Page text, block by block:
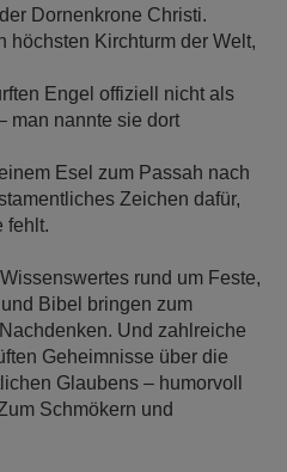
Dornenkrone Christi.
höchsten Kirchturm der Welt,
Engel offiziell nicht als
man nannte sie dort
Esel zum Passah nach
Zeichen dafür,
fehlt.
rund um Feste,
Bibel bringen zum
Und zahlreiche
Geheimnisse über die
Glaubens – humorvoll
Schmökern und